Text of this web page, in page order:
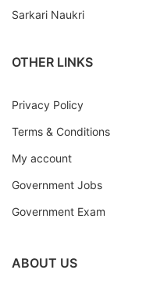
Sarkari Naukri
OTHER LINKS
Privacy Policy
Terms & Conditions
My account
Government Jobs
Government Exam
ABOUT US